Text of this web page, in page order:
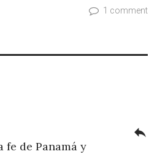
1 comment
de Panamá y
reply